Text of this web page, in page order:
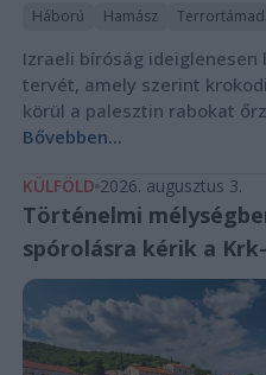
Háború Hamász
Izraeli bíróság
tervét, amely szerint
körül a palesztin rabokat
Bővebben...
KÜLFÖLD 2026. augusztus 3.
Történelmi
spórolásra kérik a